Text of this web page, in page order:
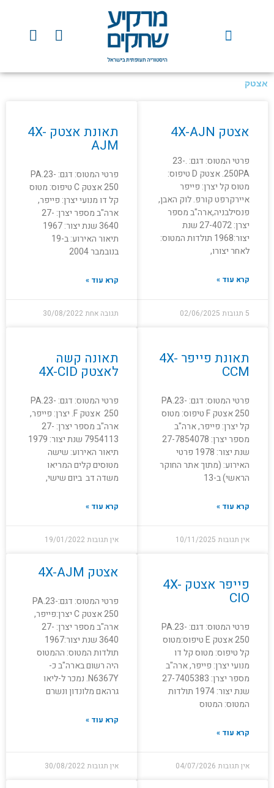
F
a
e
k
Y
o
t אצטק
אצטק 4X-AJN
פרטי המטוס: דגם: .23-
250PA. אצטק D טיפוס:
מטוס קל יצרן: פייפר
איירקרפט קורפ. לוק האבן,
פנסילבניה,ארה"ב מספר
יצרן: 27-4072 שנת
יצור:1968 תולדות המטוס:
לאחר יצורו,
קרא עוד »
5 תגובות 02/06/2025
תאונת אצטק 4X-
AJM
פרטי המטוס: דגם: PA.23-
250 אצטק C טיפוס: מטוס
קל דו מנועי יצרן: פייפר,
ארה"ב מספר יצרן: 27-
3640 שנת יצור: 1967
תיאור האירוע: ב-19
בנובמבר 2004
קרא עוד »
תגובה אחת30/08/2022
תאונת פייפר 4X-
CCM
פרטי המטוס: דגם: PA.23-
250 אצטק F טיפוס: מטוס
קל יצרן: פייפר, ארה"ב
מספר יצרן: 27-7854078
שנת יצור: 1978 פרטי
האירוע: (מתוך אתר החוקר
הראשי) ב-13
קרא עוד »
אין תגובות 10/11/2025
תאונה קשה
לאצטק 4X-CID
פרטי המטוס: דגם: PA.23-
250 אצטק F. יצרן: פייפר,
ארה"ב מספר יצרן: 27-
7954113 שנת יצור: 1979
תיאור האירוע: שישה
מטוסים קלים המריאו
משדה דב ביום שישי,
קרא עוד »
אין תגובות19/01/2022
פייפר אצטק 4X-
CIO
פרטי המטוס: דגם: PA.23-
250 אצטק E טיפוס:מטוס
קל טיפוס: מטוס קל דו
מנועי יצרן: פייפר, ארה"ב
מספר יצרן: 27-7405383
שנת יצור: 1974 תולדות
המטוס: המטוס
קרא עוד »
אין תגובות 04/07/2026
אצטק 4X-AJM
פרטי המטוס: דגם:PA.23-
250 אצטק C יצרן:פייפר,
ארה"ב מספר יצרן: 27-
3640 שנת יצור:1967
תולדות המטוס: ההמטוס
היה רשום בארה"ב כ-
N6367Y. נמכר ל-ליאו
גרהאם מלונדון ונשרם
קרא עוד »
אין תגובות30/08/2022